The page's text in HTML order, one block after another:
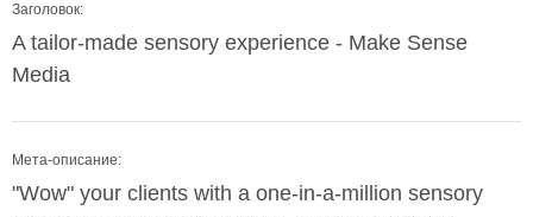
Заголовок:
A tailor-made sensory experience - Make Sense
Media
Мета-описание:
"Wow" your clients with a one-in-a-million sensory